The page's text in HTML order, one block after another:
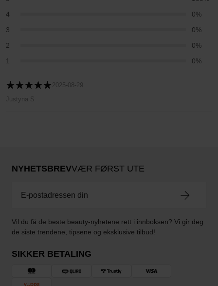
4
0%
3
0%
2
0%
1
0%
2025-08-29
Justyna S
NYHETSBREVVÆR FØRST UTE
Vil du få de beste beauty-nyhetene rett i innboksen? Vi gir deg
de siste trendene, tipsene og eksklusive tilbud!
SIKKER BETALING